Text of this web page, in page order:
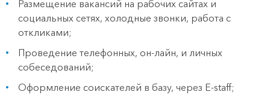
Размещение вакансий на рабочих сайтах и
социальных сетях, холодные звонки, работа с
откликами;
Проведение телефонных, он-лайн, и личных
собеседований;
Оформление соискателей в базу, через E-staff;